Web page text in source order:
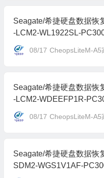
Seagate/希捷硬盘数据恢
-LCM2-WL1922SL-
08/17 CheopsLiteM-A5
Seagate/希捷硬盘数据恢
-LCM2-WDEEFP1R-
08/17 CheopsLiteM-A5
Seagate/希捷硬盘数据恢
SDM2-WGS1V1AF-